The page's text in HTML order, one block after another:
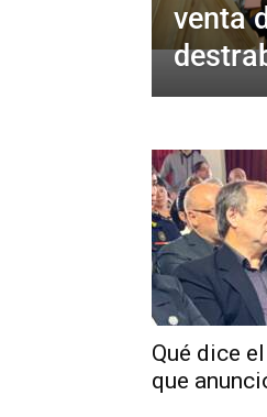
venta
Qué dice
que